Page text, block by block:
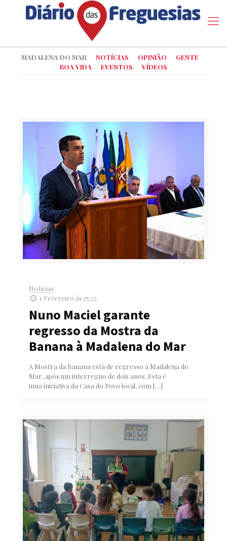
MADALENA DO MAR NOTÍCIAS OPINIÃO
GENTE
BOA VIDA
EVENTOS VÍDEOS
Notícias
1 Fevereiro às 15:22
Nuno Maciel garante
regresso da Mostra da
Banana à Madalena do Mar
A Mostra da Banana está de regresso à Madalena do
Mar, após um interregno de dois anos. Esta é
uma iniciativa da Casa do Povo local, com […]